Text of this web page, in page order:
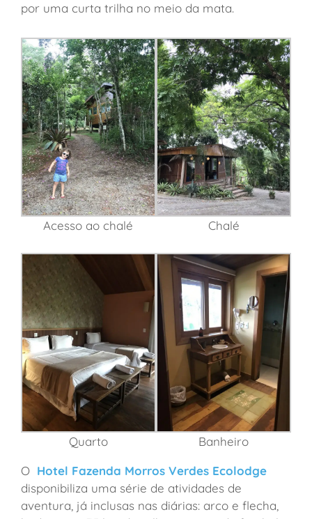
por uma curta trilha no meio da mata.
Acesso ao chalé Chalé
Quarto
Banheiro
O Hotel Fazenda Morros Verdes Ecolodge
disponibiliza uma série de atividades de
aventura, já inclusas nas diárias: arco e flecha,